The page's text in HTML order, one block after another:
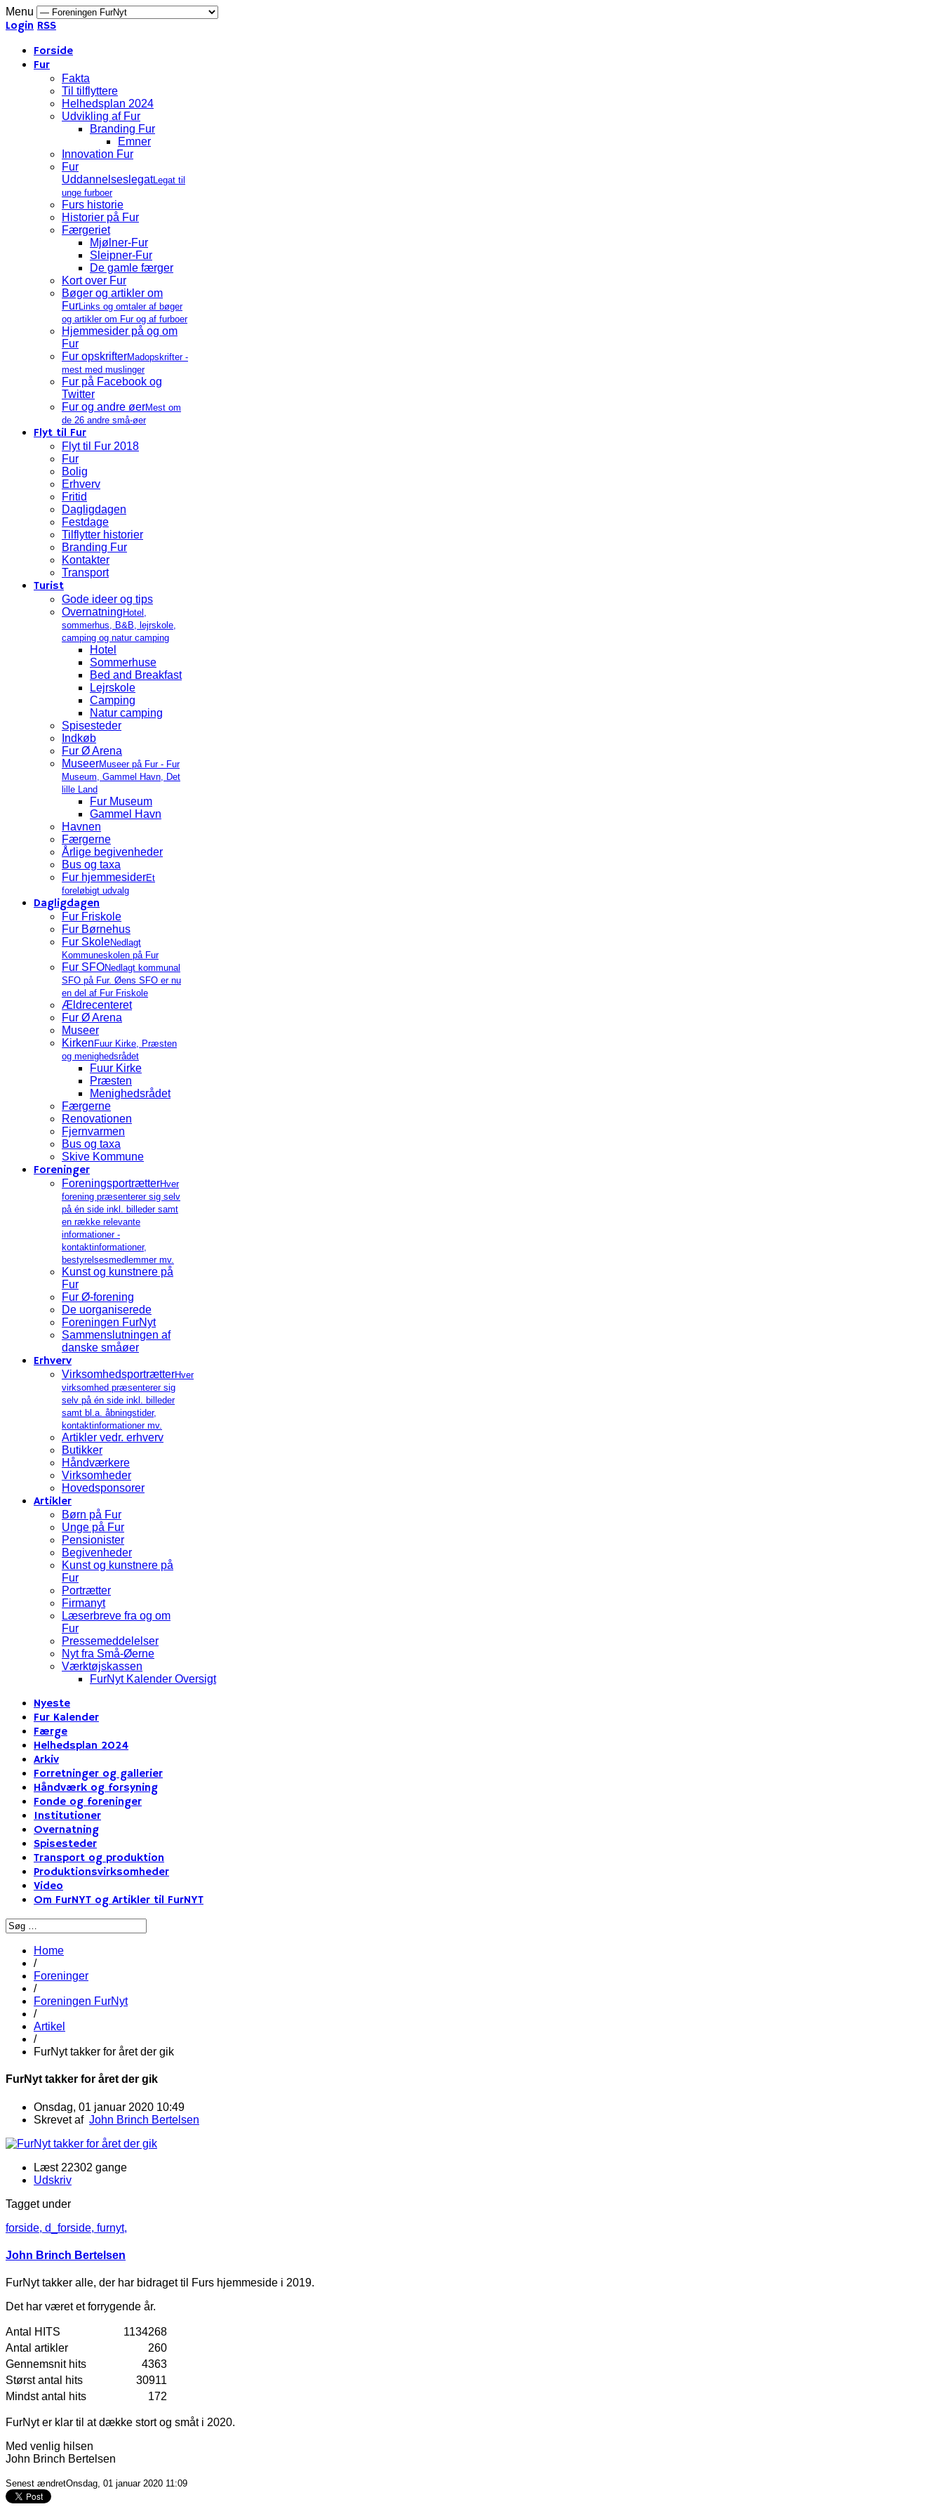
Menu
Login RSS
Forside
Fur
Fakta
Til tilflyttere
Helhedsplan 2024
Udvikling af Fur
Branding Fur
Emner
Innovation Fur
Fur
UddannelseslegatLegat til
unge furboer
Furs historie
Historier på Fur
Færgeriet
Mjølner-Fur
Sleipner-Fur
De gamle færger
Kort over Fur
Bøger og artikler om
FurLinks og omtaler af bøger
og artikler om Fur og af furboer
Hjemmesider på og om
Fur
Fur opskrifterMadopskrifter -
mest med muslinger
Fur på Facebook og
Twitter
Fur og andre øerMest om
de 26 andre små-øer
Flyt til Fur
Flyt til Fur 2018
Fur
Bolig
Erhverv
Fritid
Dagligdagen
Festdage
Tilflytter historier
Branding Fur
Kontakter
Transport
Turist
Gode ideer og tips
Overnatning Hotel,
sommerhus, B&B, lejrskole,
camping og natur camping
Hotel
Sommerhuse
Bed and Breakfast
Lejrskole
Camping
Natur camping
Spisesteder
Indkøb
Fur Ø Arena
MuseerMuseer på Fur - Fur
Museum, Gammel Havn, Det
lille Land
Fur Museum
Gammel Havn
Havnen
Færgerne
Årlige begivenheder
Bus og taxa
Fur hjemmesiderEt
foreløbigt udvalg
Dagligdagen
Fur Friskole
Fur Børnehus
Fur SkoleNedlagt
Kommuneskolen på Fur
Fur SFONedlagt kommunal
SFO på Fur. Øens SFO er nu
en del af Fur Friskole
Ældrecenteret
Fur Ø Arena
Museer
Kirken Fuur Kirke, Præsten
og menighedsrådet
Fuur Kirke
Præsten
Menighedsrådet
Færgerne
Renovationen
Fjernvarmen
Bus og taxa
Skive Kommune
Foreninger
ForeningsportrætterHver
forening præsenterer sig selv
på én side inkl. billeder samt
en række relevante
informationer -
kontaktinformationer,
bestyrelsesmedlemmer mv.
Kunst og kunstnere på
Fur
Fur Ø-forening
De uorganiserede
Foreningen FurNyt
Sammenslutningen af
danske småøer
Erhverv
VirksomhedsportrætterHver
virksomhed præsenterer sig
selv på én side inkl. billeder
samt bl.a. åbningstider,
kontaktinformationer mv.
Artikler vedr. erhverv
Butikker
Håndværkere
Virksomheder
Hovedsponsorer
Artikler
Børn på Fur
Unge på Fur
Pensionister
Begivenheder
Kunst og kunstnere på
Fur
Portrætter
Firmanyt
Læserbreve fra og om
Fur
Pressemeddelelser
Nyt fra Små-Øerne
Værktøjskassen
FurNyt Kalender Oversigt
Nyeste
Fur Kalender
Færge
Helhedsplan 2024
Arkiv
Forretninger og gallerier
Håndværk og forsyning
Fonde og foreninger
Institutioner
Overnatning
Spisesteder
Transport og produktion
Produktionsvirksomheder
Video
Om FurNYT og Artikler til FurNYT
Home
/
Foreninger
/
Foreningen FurNyt
/
Artikel
/
FurNyt takker for året der gik
FurNyt takker for året der gik
Onsdag, 01 januar 2020 10:49
Skrevet af John Brinch Bertelsen
Læst 22302 gange
Udskriv
Tagget under
forside, d_forside, furnyt,
John Brinch Bertelsen
FurNyt takker alle, der har bidraget til Furs hjemmeside i 2019.
Det har været et forrygende år.
Antal HITS
1134268
Antal artikler
260
Gennemsnit hits
4363
Størst antal hits
30911
Mindst antal hits
172
FurNyt er klar til at dække stort og småt i 2020.
Med venlig hilsen
John Brinch Bertelsen
Senest ændretOnsdag, 01 januar 2020 11:09